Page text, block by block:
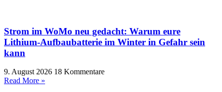
Strom im WoMo neu gedacht: Warum eure
Lithium-Aufbaubatterie im Winter in Gefahr sein
kann
9. August 2026 18 Kommentare
Read More »